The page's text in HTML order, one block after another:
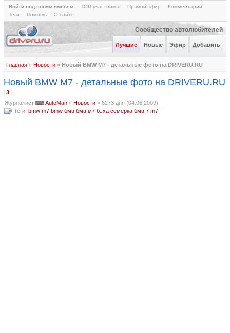
Войти под своим именем ТОП участников Прямой эфир
Комментарии
Теги
Помощь О сайте
Сообщество автолюбителей
Лучшие Новые Эфир Добавить
Главная» Новости» Новый BMW M7 - детальные фото на DRIVERU.RU
Новый BMW M7 - детальные фото на DRIVERU.RU
[3
Журналист AutoMan» Новости» 6273 дня (04.06.2009)
Теги: bmw m7 bmw бмв бмв м7 бэха семерка бмв 7 m7